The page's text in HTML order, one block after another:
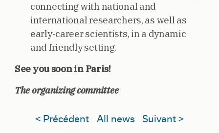
connecting with national and
international researchers, as well as
early-career scientists, in a dynamic
and friendly setting.
See you soon in Paris!
The organizing committee
< Précédent All news Suivant >